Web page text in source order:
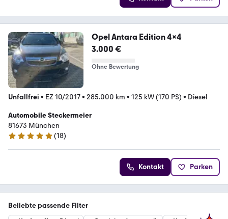
Opel Antara Edition 4x4
3.000 €
Ohne Bewertung
Unfallfrei • EZ 10/2017• 285.000 km • 125 kW (170 PS) • Diesel
Automobile Steckermeier
81673 München
4.8 Sterne
(18)
Kontakt Parken
Beliebte passende Filter